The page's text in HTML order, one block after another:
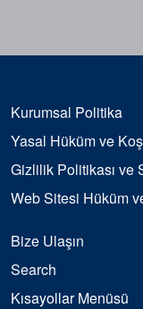
Kurumsal Politika
Yasal Hüküm ve
Gizlilik Politikası ve
Web Sitesi Hüküm
Bize Ulaşın
Search
Kısayollar Menüsü